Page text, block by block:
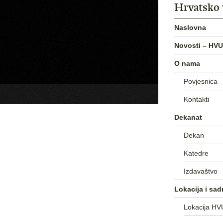
Hrvatsko
Naslovna
Novosti – HVU
O nama
Povjesnica
Kontakti
Dekanat
Dekan
Katedre
Izdavaštvo
Lokacija i
Lokacija